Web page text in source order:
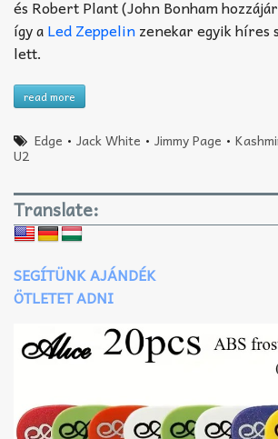
és Robert Plant (John Bonham
így aLed Zeppelinzenekar egyik híres
lett.
read more
Edge •Jack White •Jimmy Page •
U2
Translate:
SEGÍTÜNK AJÁNDÉK
ÖTLETET ADNI